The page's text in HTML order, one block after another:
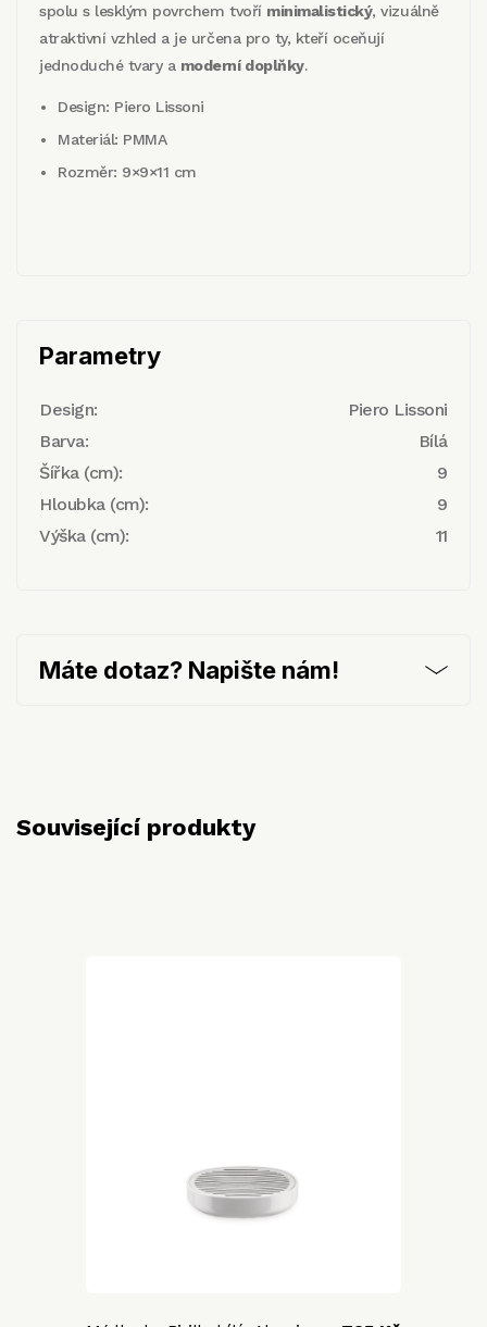
spolu s lesklým povrchem tvoří minimalistický, vizuálně
atraktivní vzhled a je určena pro ty, kteří oceňují
jednoduché tvary a moderní doplňky.
Design: Piero Lissoni
Materiál: PMMA
Rozměr: 9×9×11 cm
Parametry
Design:
Piero Lissoni
Barva:
Bílá
Šířka (cm):
9
Hloubka (cm):
9
Výška (cm):
11
Máte dotaz? Napište nám!
Související produkty